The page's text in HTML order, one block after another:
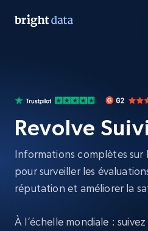
Revolve
Informations complètes sur
pour surveiller les
réputation et améliorer la
À l’échelle mondiale : suivez